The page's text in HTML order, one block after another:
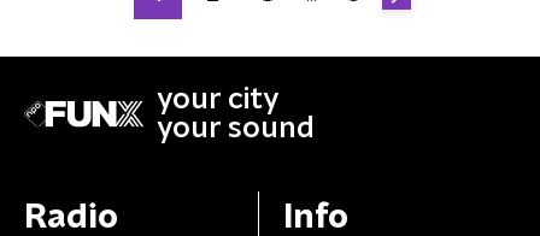
your city
your sound
Radio Info